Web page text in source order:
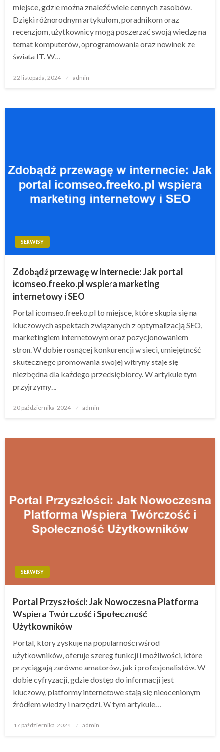
miejsce, gdzie można znaleźć wiele cennych zasobów.
Dzięki różnorodnym artykułom, poradnikom oraz
recenzjom, użytkownicy mogą poszerzać swoją wiedzę na
temat komputerów, oprogramowania oraz nowinek ze
świata IT. W…
Opublikowane
22 listopada, 2024 admin
SERWISY
Zdobądź przewagę w internecie: Jak portal
icomseo.freeko.pl wspiera marketing
internetowy i SEO
Portal icomseo.freeko.pl to miejsce, które skupia się na
kluczowych aspektach związanych z optymalizacją SEO,
marketingiem internetowym oraz pozycjonowaniem
stron. W dobie rosnącej konkurencji w sieci, umiejętność
skutecznego promowania swojej witryny staje się
niezbędna dla każdego przedsiębiorcy. W artykule tym
przyjrzymy…
Opublikowane
20 października, 2024 admin
SERWISY
Portal Przyszłości: Jak Nowoczesna Platforma
Wspiera Twórczość i Społeczność
Użytkowników
Portal, który zyskuje na popularności wśród
użytkowników, oferuje szereg funkcji i możliwości, które
przyciągają zarówno amatorów, jak i profesjonalistów. W
dobie cyfryzacji, gdzie dostęp do informacji jest
kluczowy, platformy internetowe stają się nieocenionym
źródłem wiedzy i narzędzi. W tym artykule…
Opublikowane
17 października, 2024 admin